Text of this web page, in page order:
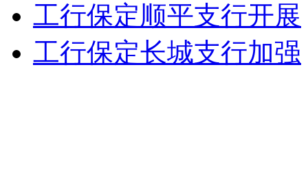
工行保定顺平支行开展
工行保定长城支行加强